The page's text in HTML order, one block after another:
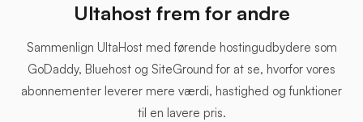
Ultahost frem for andre
Sammenlign UltaHost med førende hostingudbydere som
GoDaddy, Bluehost og SiteGround for at se, hvorfor vores
abonnementer leverer mere værdi, hastighed og funktioner
til en lavere pris.